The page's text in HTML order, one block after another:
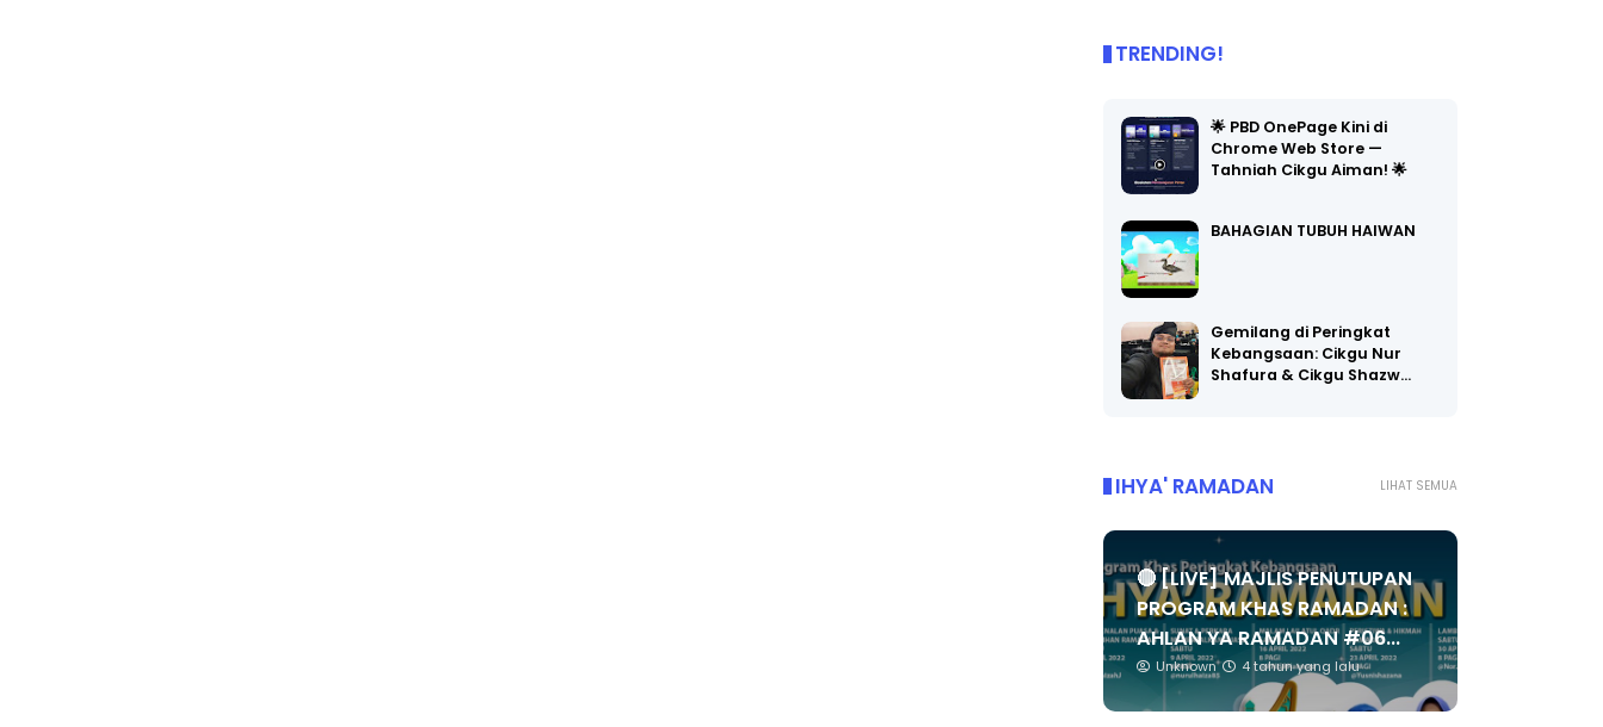
TRENDING!
🌟 PBD OnePage Kini di
Chrome Web Store —
Tahniah Cikgu Aiman! 🌟
BAHAGIAN TUBUH HAIWAN
Gemilang di Peringkat
Kebangsaan: Cikgu Nur
Shafura & Cikgu Shazw…
LIHAT SEMUA
IHYA' RAMADAN
🔴 [LIVE] MAJLIS PENUTUPAN
PROGRAM KHAS RAMADAN :
AHLAN YA RAMADAN #06...
Unknown 4 tahun yang lalu